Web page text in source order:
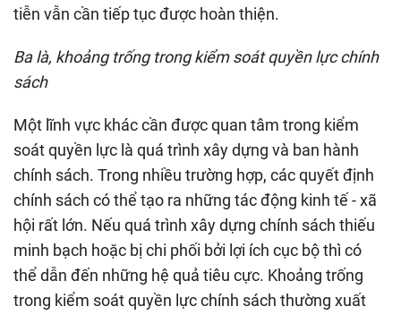
tiễn vẫn cần tiếp tục được hoàn thiện.
Ba là, khoảng trống trong kiểm soát quyền lực chính
sách
Một lĩnh vực khác cần được quan tâm trong kiểm
soát quyền lực là quá trình xây dựng và ban hành
chính sách. Trong nhiều trường hợp, các quyết định
chính sách có thể tạo ra những tác động kinh tế - xã
hội rất lớn. Nếu quá trình xây dựng chính sách thiếu
minh bạch hoặc bị chi phối bởi lợi ích cục bộ thì có
thể dẫn đến những hệ quả tiêu cực. Khoảng trống
trong kiểm soát quyền lực chính sách thường xuất